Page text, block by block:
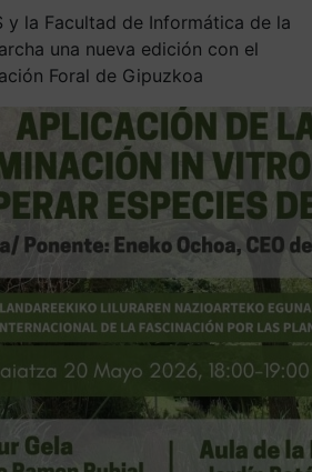
y la Facultad de Informática de la
una nueva edición con el
Foral de Gipuzkoa